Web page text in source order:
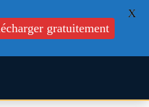
nous
gratuitement
X